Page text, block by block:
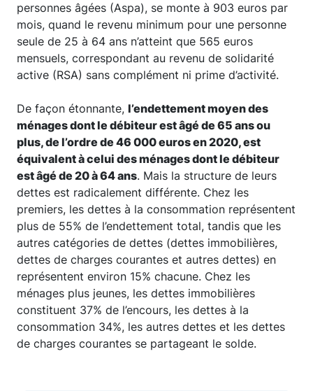
personnes âgées (Aspa), se monte à 903 euros par
mois, quand le revenu minimum pour une personne
seule de 25 à 64 ans n’atteint que 565 euros
mensuels, correspondant au revenu de solidarité
active (RSA) sans complément ni prime d’activité.
De façon étonnante, l’endettement moyen des
ménages dont le débiteur est âgé de 65 ans ou
plus, de l’ordre de 46 000 euros en 2020, est
équivalent à celui des ménages dont le débiteur
est âgé de 20 à 64 ans. Mais la structure de leurs
dettes est radicalement différente. Chez les
premiers, les dettes à la consommation représentent
plus de 55% de l’endettement total, tandis que les
autres catégories de dettes (dettes immobilières,
dettes de charges courantes et autres dettes) en
représentent environ 15% chacune. Chez les
ménages plus jeunes, les dettes immobilières
constituent 37% de l’encours, les dettes à la
consommation 34%, les autres dettes et les dettes
de charges courantes se partageant le solde.